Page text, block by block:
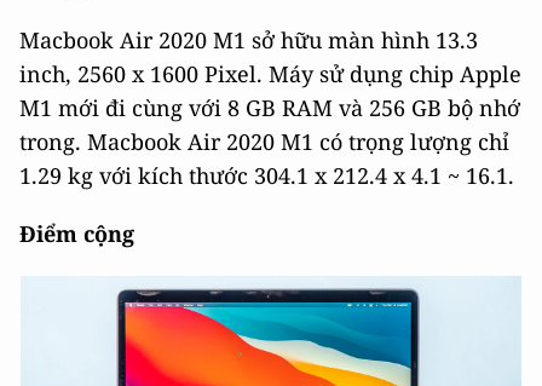
Macbook Air 2020 M1 sở hữu màn hình 13.3
inch, 2560 x 1600 Pixel. Máy sử dụng chip Apple
M1 mới đi cùng với 8 GB RAM và 256 GB bộ nhớ
trong. Macbook Air 2020 M1 có trọng lượng chỉ
1.29 kg với kích thước 304.1 x 212.4 x 4.1 ~ 16.1.
Điểm cộng